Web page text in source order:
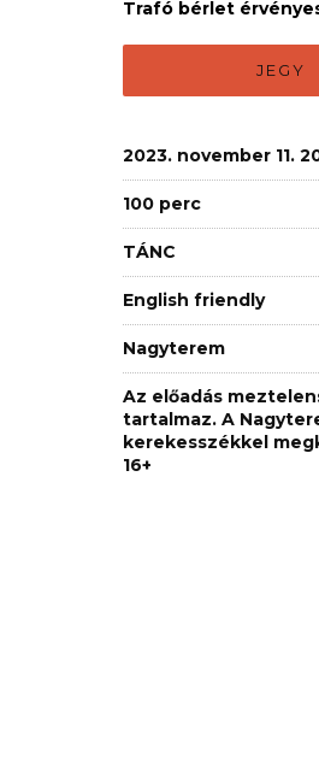
Trafó bérlet
JEGY
2023. november 11.
100 perc
TÁNC
English friendly
Nagyterem
Az előadás
tartalmaz. A
kerekesszékkel
16+